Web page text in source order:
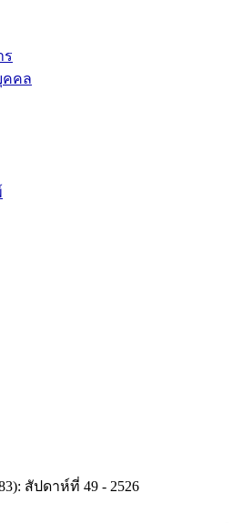
ร
คคล
สัปดาห์ที่​ 49 - 2526